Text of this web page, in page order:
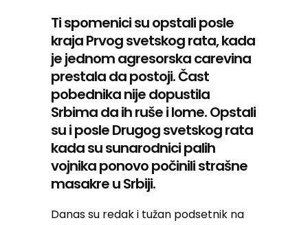
Ti spomenici su opstali posle
kraja Prvog svetskog rata, kada
je jednom agresorska carevina
prestala da postoji. Čast
pobednika nije dopustila
Srbima da ih ruše i lome. Opstali
su i posle Drugog svetskog rata
kada su sunarodnici palih
vojnika ponovo počinili strašne
masakre u Srbiji.
Danas su redak i tužan podsetnik na